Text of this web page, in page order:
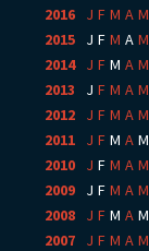
2016
J F M A M
2015
J F M A M
2014: J F M A M
2013
J F M A M
2012
J F M A M
2011
J F M A M
2010
J F M A M
2009
J F M A M
2008
J F M A M
2007
J F M A M